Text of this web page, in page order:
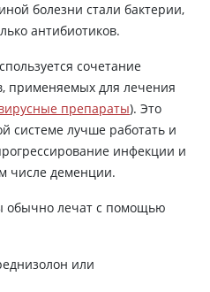
болезни стали бактерии,
антибиотиков.
сочетание
применяемых для лечения
препараты). Это
системе лучше работать и
инфекции и
числе деменции.
обычно лечат с помощью
или